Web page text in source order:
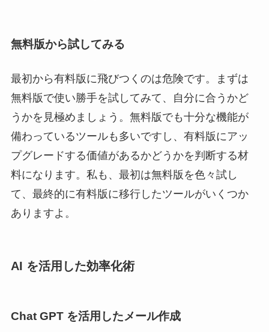
無料版から試してみる
最初から有料版に飛びつくのは危険です。まずは
無料版で使い勝手を試してみて、自分に合うかど
うかを見極めましょう。無料版でも十分な機能が
備わっているツールも多いですし、有料版にアッ
プグレードする価値があるかどうかを判断する材
料になります。私も、最初は無料版を色々試し
て、最終的に有料版に移行したツールがいくつか
ありますよ。
AI を活用した効率化術
Chat GPT を活用したメール作成